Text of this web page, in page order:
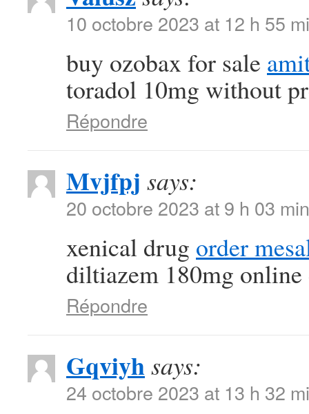
10 octobre 2023 at 12 h 55
buy ozobax for sale
toradol 10mg without
Répondre
Mvjfpj says:
20 octobre 2023 at 9 h 03 min
xenical drug order
diltiazem 180mg online
Répondre
Gqviyhsays:
24 octobre 2023 at 13 h 32